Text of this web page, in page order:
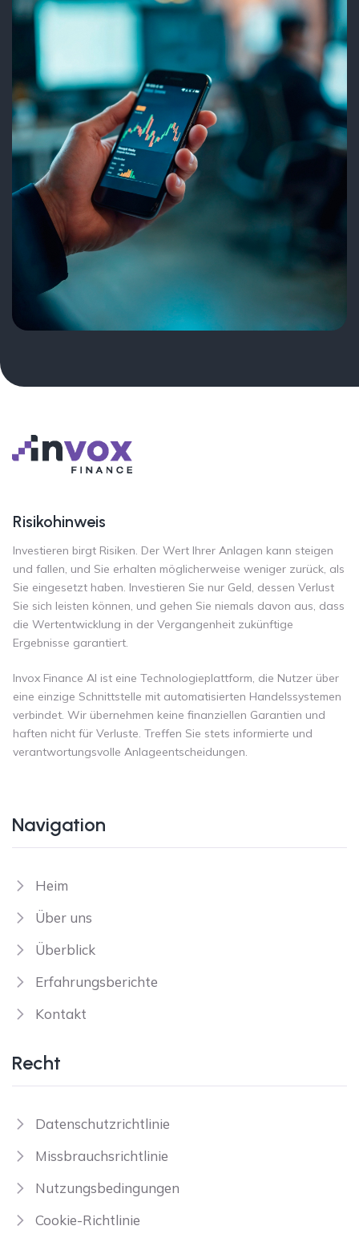
Risikohinweis
Investieren birgt Risiken. Der Wert Ihrer Anlagen kann steigen
und fallen, und Sie erhalten möglicherweise weniger zurück, als
Sie eingesetzt haben. Investieren Sie nur Geld, dessen Verlust
Sie sich leisten können, und gehen Sie niemals davon aus, dass
die Wertentwicklung in der Vergangenheit zukünftige
Ergebnisse garantiert.
Invox Finance AI ist eine Technologieplattform, die Nutzer über
eine einzige Schnittstelle mit automatisierten Handelssystemen
verbindet. Wir übernehmen keine finanziellen Garantien und
haften nicht für Verluste. Treffen Sie stets informierte und
verantwortungsvolle Anlageentscheidungen.
Navigation
Heim
Über uns
Überblick
Erfahrungsberichte
Kontakt
Recht
Datenschutzrichtlinie
Missbrauchsrichtlinie
Nutzungsbedingungen
Cookie-Richtlinie